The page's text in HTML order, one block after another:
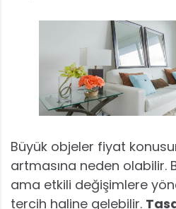
Büyük objeler fiyat
artmasına neden olabilir.
ama etkili değişimlere
tercih haline gelebilir.